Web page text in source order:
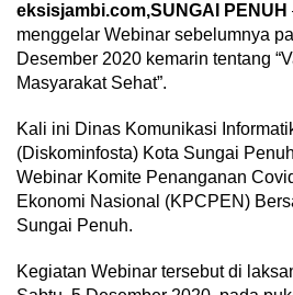
eksisjambi.com,SUNGAI PENUH
menggelar Webinar sebelumnya
Desember 2020 kemarin tentang
Masyarakat Sehat”.
Kali ini Dinas Komunikasi
(Diskominfosta) Kota Sungai
Webinar Komite Penanganan
Ekonomi Nasional (KPCPEN)
Sungai Penuh.
Kegiatan Webinar tersebut di